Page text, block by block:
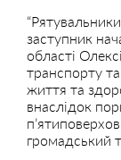
заступник
області
транспорту
життя та
внаслідок
громадський